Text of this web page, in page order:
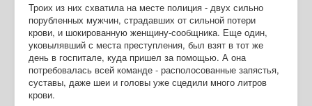
Троих из них схватила на месте полиция - двух сильно
порубленных мужчин, страдавших от сильной потери
крови, и шокированную женщину-сообщника. Еще один,
уковылявший с места преступления, был взят в тот же
день в госпитале, куда пришел за помощью. А она
потребовалась всей команде - располосованные запястья,
суставы, даже шеи и головы уже сцедили много литров
крови.